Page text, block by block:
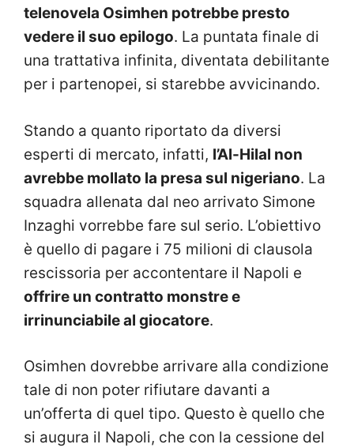
telenovela Osimhen potrebbe presto
vedere il suo epilogo. La puntata finale di
una trattativa infinita, diventata debilitante
per i partenopei, si starebbe avvicinando.
Stando a quanto riportato da diversi
esperti di mercato, infatti, l’Al-Hilal non
avrebbe mollato la presa sul nigeriano. La
squadra allenata dal neo arrivato Simone
Inzaghi vorrebbe fare sul serio. L’obiettivo
è quello di pagare i 75 milioni di clausola
rescissoria per accontentare il Napoli e
offrire un contratto monstre e
irrinunciabile al giocatore.
Osimhen dovrebbe arrivare alla condizione
tale di non poter rifiutare davanti a
un’offerta di quel tipo. Questo è quello che
si augura il Napoli, che con la cessione del